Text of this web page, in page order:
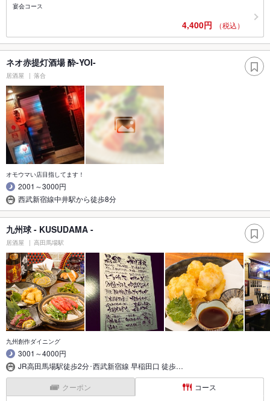
宴会コース
4,400円 （税込）
ネオ赤提灯酒場 酔-YOI-
居酒屋 落合
オモウマい店目指してます！
2001～3000円
西武新宿線中井駅から徒歩8分
九州球 - KUSUDAMA -
居酒屋 高田馬場駅
九州創作ダイニング
3001～4000円
JR高田馬場駅徒歩2分･西武新宿線 早稲田口 徒歩…
クーポン コース